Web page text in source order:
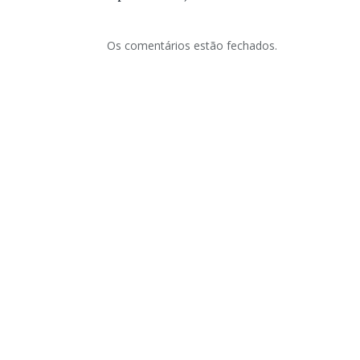
Os comentários estão fechados.